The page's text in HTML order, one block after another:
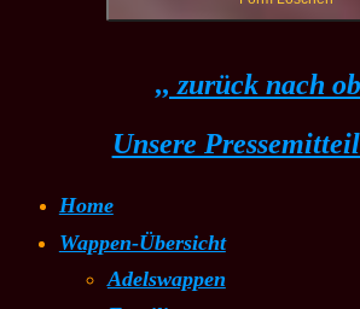
,, zurück nach
Unsere
Home
Wappen-Übersicht
Adelswappen